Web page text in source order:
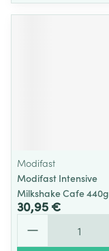
Modifast
Modifast Intensive
Milkshake Cafe 440g
30,95 €